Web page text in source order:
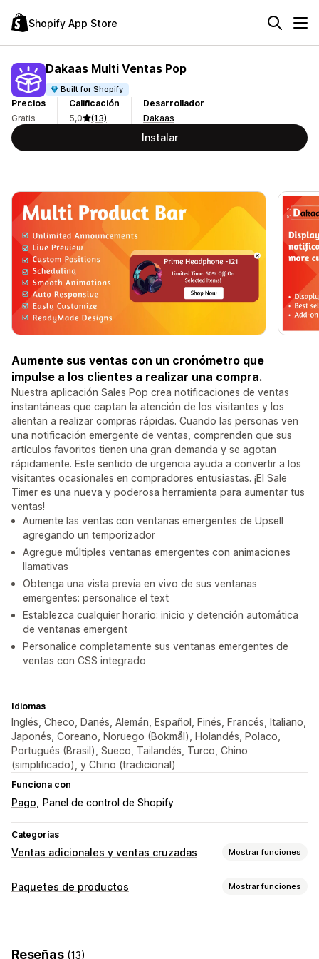
Shopify App Store
Dakaas Multi Ventas Pop
Built for Shopify
Precios
Gratis
Calificación
5,0
(13)
Desarrollador
Dakaas
Instalar
Aumente sus ventas con un cronómetro que
impulse a los clientes a realizar una compra.
Nuestra aplicación Sales Pop crea notificaciones de ventas
instantáneas que captan la atención de los visitantes y los
alientan a realizar compras rápidas. Cuando las personas ven
una notificación emergente de ventas, comprenden que sus
artículos favoritos tienen una gran demanda y se agotan
rápidamente. Este sentido de urgencia ayuda a convertir a los
visitantes ocasionales en compradores entusiastas. ¡El Sale
Timer es una nueva y poderosa herramienta para aumentar tus
ventas!
Aumente las ventas con ventanas emergentes de Upsell
agregando un temporizador
Agregue múltiples ventanas emergentes con animaciones
llamativas
Obtenga una vista previa en vivo de sus ventanas
emergentes: personalice el text
Establezca cualquier horario: inicio y detención automática
de ventanas emergent
Personalice completamente sus ventanas emergentes de
ventas con CSS integrado
Idiomas
Inglés, Checo, Danés, Alemán, Español, Finés, Francés, Italiano,
Japonés, Coreano, Noruego (Bokmål), Holandés, Polaco,
Portugués (Brasil), Sueco, Tailandés, Turco, Chino
(simplificado), y Chino (tradicional)
Funciona con
Pago Panel de control de Shopify
Categorías
Ventas adicionales y ventas cruzadas Mostrar funciones
Personalización
Paquetes de productos Mostrar funciones
Cajas para regalos
Reseñas (13)